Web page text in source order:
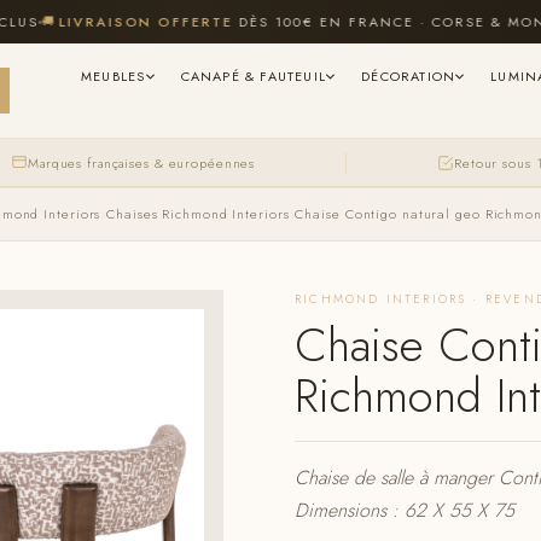
LIVRAISON OFFERTEDÈS 100€ EN FRANCE · CORSE & MONACO
MEUBLES CANAPÉ & FAUTEUIL DÉCORATION
Marques françaises & européennes Retour sous
Interiors ›Chaises Richmond Interiors ›Chaise Contigo natural geo
RICHMOND INTERIORS ·
Chaise
Richmond
Chaise de salle à manger
Dimensions : 62 X 55 X 75